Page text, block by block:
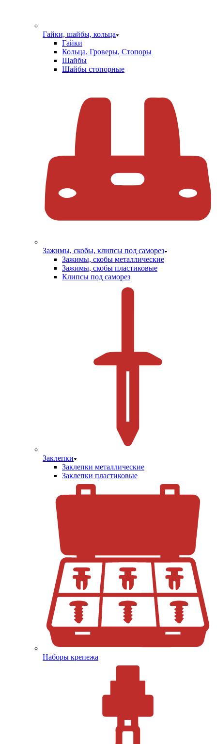
Гайки, шайбы, кольца
Гайки
Кольца, Гроверы, Стопоры
Шайбы
Шайбы стопорные
Зажимы, скобы, клипсы под саморез
Зажимы, скобы металлические
Зажимы, скобы пластиковые
Клипсы под саморез
Заклепки
Заклепки металлические
Заклепки пластиковые
Наборы крепежа